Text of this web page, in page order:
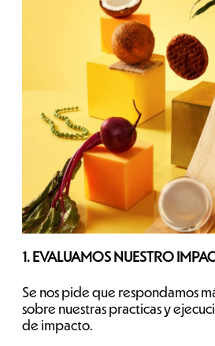
1. EVALUAMOS NUESTRO
Se nos pide que respondamos
sobre nuestras practicas y
de impacto.